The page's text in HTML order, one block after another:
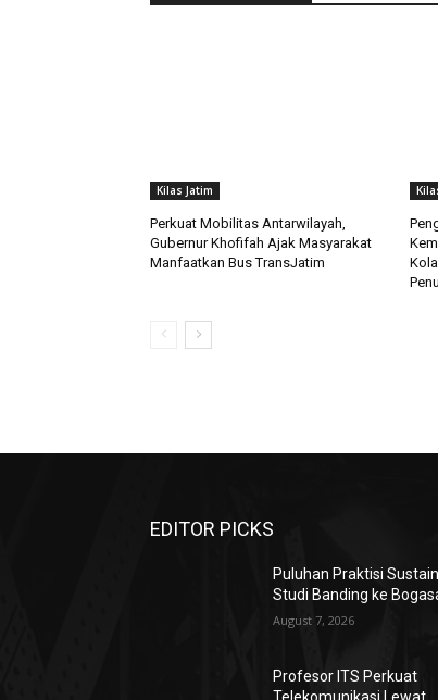
Kilas Jatim
Perkuat Mobilitas Antarwilayah,
Gubernur Khofifah Ajak Masyarakat
Manfaatkan Bus TransJatim
EDITOR PICKS
Puluhan Praktisi
Studi Banding ke
August 7, 2026
Profesor ITS Perkuat
Telekomunikasi Lewat